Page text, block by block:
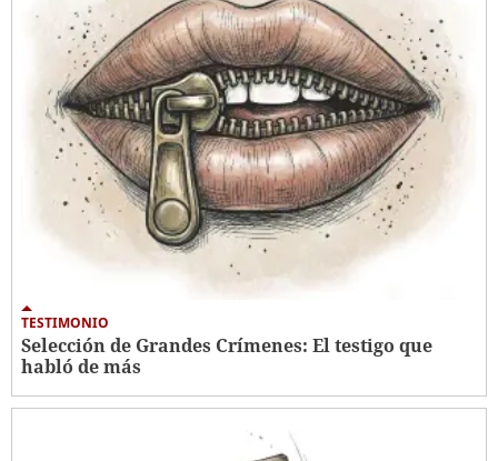
TESTIMONIO
Selección de Grandes Crímenes: El testigo que
habló de más